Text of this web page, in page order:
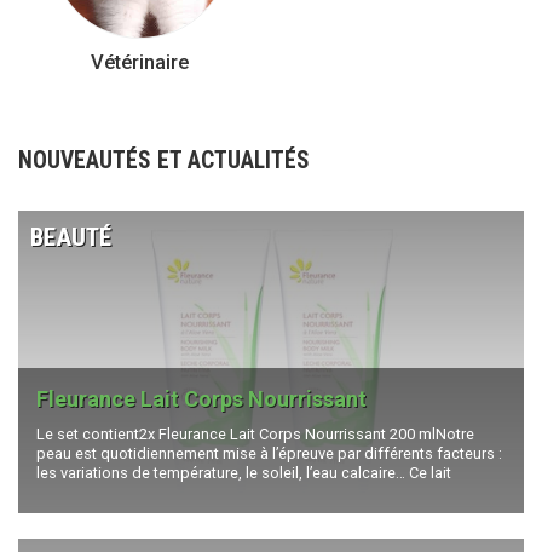
Vétérinaire
NOUVEAUTÉS ET ACTUALITÉS
BEAUTÉ
Fleurance Lait Corps Nourrissant
Le set contient2x Fleurance Lait Corps Nourrissant 200 mlNotre
peau est quotidiennement mise à l’épreuve par différents facteurs :
les variations de température, le soleil, l’eau calcaire… Ce lait
protectrice naturelle de votre peau et à prévenir son dessèchement.